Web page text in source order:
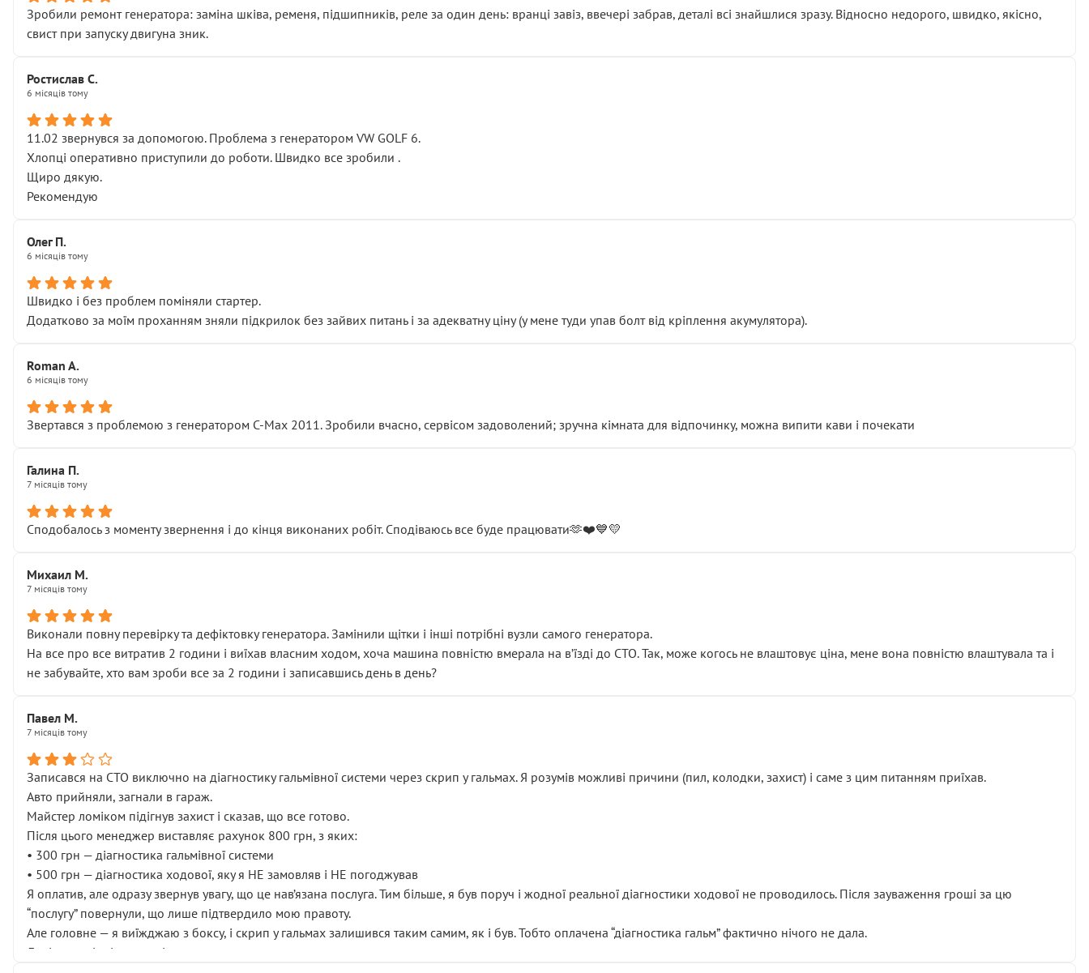
Зробили ремонт генератора: заміна шківа, ременя, підшипників, реле за один день: вранці завіз, ввечері забрав, деталі всі знайшлися зразу. Відносно недорого, швидко, якісно,
свист при запуску двигуна зник.
Ростислав С.
6 місяців тому
11.02 звернувся за допомогою. Проблема з генератором VW GOLF 6.
Хлопці оперативно приступили до роботи. Швидко все зробили .
Щиро дякую.
Рекомендую
Олег П.
6 місяців тому
Швидко і без проблем поміняли стартер.
Додатково за моїм проханням зняли підкрилок без зайвих питань і за адекватну ціну (у мене туди упав болт від кріплення акумулятора).
Roman A.
6 місяців тому
Звертався з проблемою з генератором C-Max 2011. Зробили вчасно, сервісом задоволений; зручна кімната для відпочинку, можна випити кави і почекати
Галина П.
7 місяців тому
Сподобалось з моменту звернення і до кінця виконаних робіт. Сподіваюсь все буде працювати🫶❤️💙💛
Михаил М.
7 місяців тому
Виконали повну перевірку та дефіктовку генератора. Замінили щітки і інші потрібні вузли самого генератора.
На все про все витратив 2 години і виїхав власним ходом, хоча машина повністю вмерала на вʼїзді до СТО. Так, може когось не влаштовує ціна, мене вона повністю влаштувала та і
не забувайте, хто вам зроби все за 2 години і записавшись день в день?
Павел М.
7 місяців тому
Записався на СТО виключно на діагностику гальмівної системи через скрип у гальмах. Я розумів можливі причини (пил, колодки, захист) і саме з цим питанням приїхав.
Авто прийняли, загнали в гараж.
Майстер ломіком підігнув захист і сказав, що все готово.
Після цього менеджер виставляє рахунок 800 грн, з яких:
• 300 грн — діагностика гальмівної системи
• 500 грн — діагностика ходової, яку я НЕ замовляв і НЕ погоджував
Я оплатив, але одразу звернув увагу, що це нав’язана послуга. Тим більше, я був поруч і жодної реальної діагностики ходової не проводилось. Після зауваження гроші за цю
“послугу” повернули, що лише підтвердило мою правоту.
Але головне — я виїжджаю з боксу, і скрип у гальмах залишився таким самим, як і був. Тобто оплачена “діагностика гальм” фактично нічого не дала.
Далі ситуація тільки погіршилась: